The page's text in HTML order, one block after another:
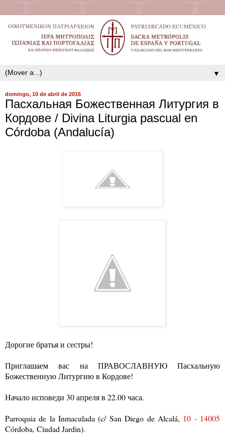
▼
domingo, 10 de abril de 2016
Пасхальная Божественная Литургия в
Кордове / Divina Liturgia pascual en
Córdoba (Andalucía)
Дорогие братья и сестры!
Приглашаем вас на ПРАВОСЛАВНУЮ Пасхальную
Божественную Литургию в Кордове!
Начало исповеди 30 апреля в 22.00 часа.
Parroquia de la Inmaculada (c/ San Diego de Alcalá, 10 - 14005
Córdoba, Ciudad Jardin).